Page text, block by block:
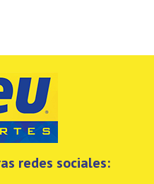
redes sociales: